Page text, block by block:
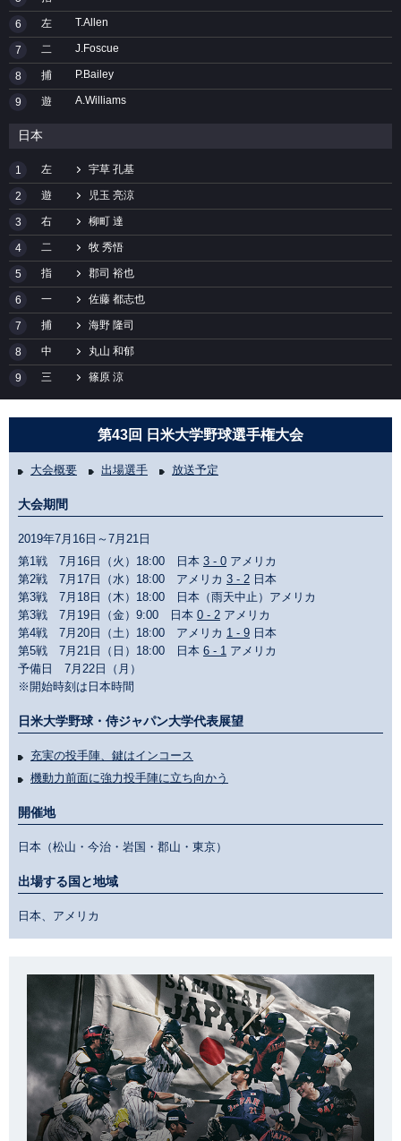
6 左 T.Allen
7 二 J.Foscue
8 捕 P.Bailey
9 遊 A.Williams
日本
1 左 宇草 孔基
2 遊 児玉 亮涼
3 右 柳町 達
4 二 牧 秀悟
5 指 郡司 裕也
6 一 佐藤 都志也
7 捕 海野 隆司
8 中 丸山 和郁
9 三 篠原 涼
第43回 日米大学野球選手権大会
大会概要 出場選手 放送予定
大会期間
2019年7月16日～7月21日
第1戦 7月16日（火）18:00 日本 3 - 0 アメリカ
第2戦 7月17日（水）18:00 アメリカ 3 - 2 日本
第3戦 7月18日（木）18:00 日本（雨天中止）アメリカ
第3戦 7月19日（金）9:00 日本 0 - 2 アメリカ
第4戦 7月20日（土）18:00 アメリカ 1 - 9 日本
第5戦 7月21日（日）18:00 日本 6 - 1 アメリカ
予備日 7月22日（月）
※開始時刻は日本時間
日米大学野球・侍ジャパン大学代表展望
充実の投手陣、鍵はインコース
機動力前面に強力投手陣に立ち向かう
開催地
日本（松山・今治・岩国・郡山・東京）
出場する国と地域
日本、アメリカ